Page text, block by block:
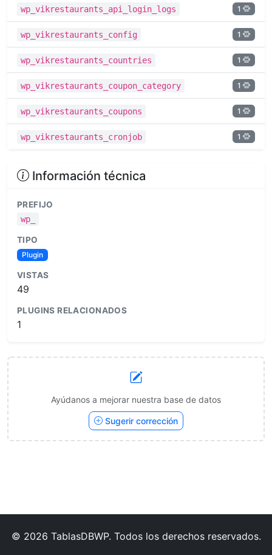
wp_vikrestaurants_api_login_logs 1
wp_vikrestaurants_config 1
wp_vikrestaurants_countries 1
wp_vikrestaurants_coupon_category 1
wp_vikrestaurants_coupons 1
wp_vikrestaurants_cronjob 1
Información técnica
PREFIJO
wp_
TIPO
Plugin
VISTAS
49
PLUGINS RELACIONADOS
1
Ayúdanos a mejorar nuestra base de datos
Sugerir corrección
© 2026 TablasDBWP. Todos los derechos reservados.